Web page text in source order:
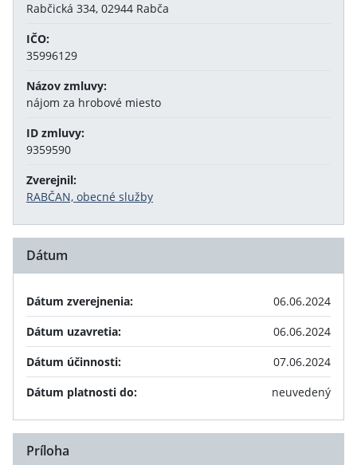
Rabčická 334, 02944 Rabča
IČO:
35996129
Názov zmluvy:
nájom za hrobové miesto
ID zmluvy:
9359590
Zverejnil:
RABČAN, obecné služby
Dátum
Dátum zverejnenia:
06.06.2024
Dátum uzavretia:
06.06.2024
Dátum účinnosti:
07.06.2024
Dátum platnosti do:
neuvedený
Príloha